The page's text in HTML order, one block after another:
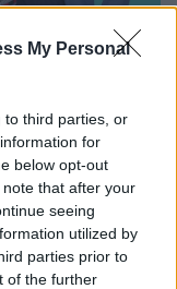
My Personal
to third parties, or
for
below opt-out
that after your
seeing
utilized by
parties prior to
of the further
között